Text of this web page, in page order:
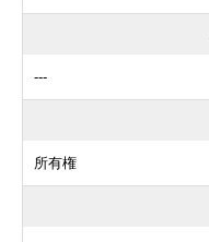
---
所有権